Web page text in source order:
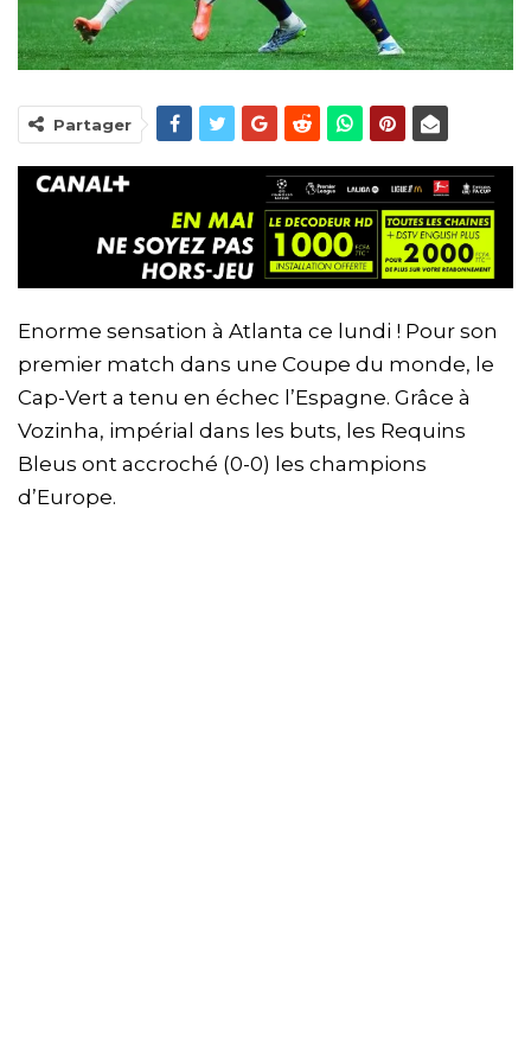
Partager
Enorme sensation à Atlanta ce lundi ! Pour son
premier match dans une Coupe du monde, le
Cap-Vert a tenu en échec l’Espagne. Grâce à
Vozinha, impérial dans les buts, les Requins
Bleus ont accroché (0-0) les champions
d’Europe.